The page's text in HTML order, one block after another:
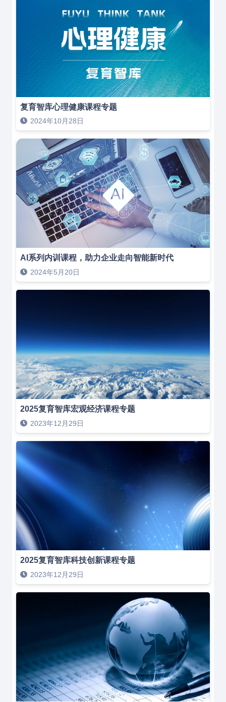
复育智库心理健康课程专题
2024年10月28日
AI系列内训课程，助力企业走向智能新时代
2024年5月20日
2025复育智库宏观经济课程专题
2023年12月29日
2025复育智库科技创新课程专题
2023年12月29日